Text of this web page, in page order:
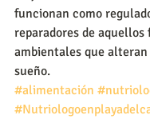
funcionan como
reparadores de aquellos
ambientales que
sueño.
#alimentación